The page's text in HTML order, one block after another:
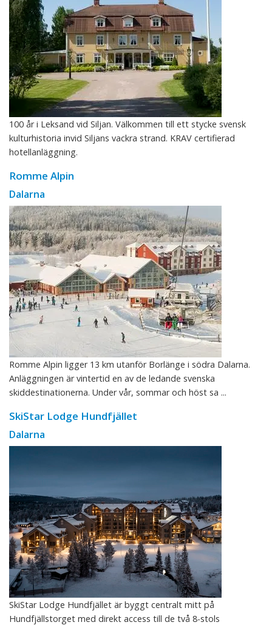
100 år i Leksand vid Siljan. Välkommen till ett stycke svensk
kulturhistoria invid Siljans vackra strand. KRAV certifierad
hotellanläggning.
Romme Alpin
Dalarna
Romme Alpin ligger 13 km utanför Borlänge i södra Dalarna.
Anläggningen är vintertid en av de ledande svenska
skiddestinationerna. Under vår, sommar och höst sa ...
SkiStar Lodge Hundfjället
Dalarna
SkiStar Lodge Hundfjället är byggt centralt mitt på
Hundfjällstorget med direkt access till de två 8-stols